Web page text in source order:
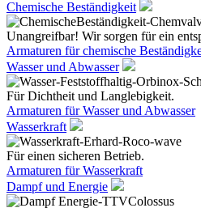
Chemische Beständigkeit
Unangreifbar! Wir sorgen für ein
Armaturen für chemische
Wasser und Abwasser
Für Dichtheit und Langlebigkeit.
Armaturen für Wasser und Abwasser
Wasserkraft
Für einen sicheren Betrieb.
Armaturen für Wasserkraft
Dampf und Energie